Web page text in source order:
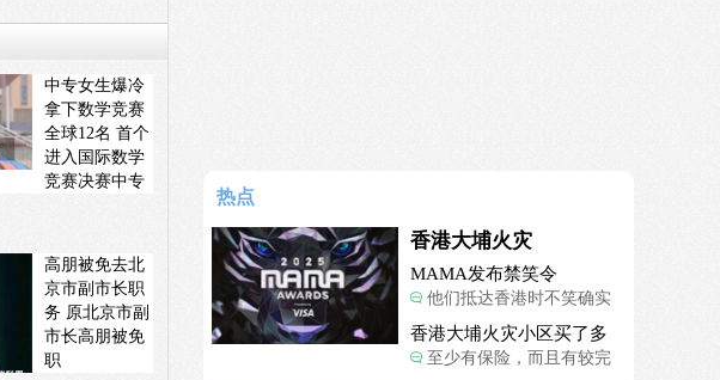
中专女生爆冷
拿下数学竞赛
全球12名 首个
进入国际数学
竞赛决赛中专
高朋被免去北
京市副市长职
务 原北京市副
市长高朋被免
职
热点
香港大埔火灾
MAMA发布禁笑令
他们抵达香港时不笑确实
是最好的选择，当时楼还烧
着呢谁笑不被骂才怪了，也
算是一种保护吧。
香港大埔火灾小区买了多
项保险
至少有保险，而且有较完